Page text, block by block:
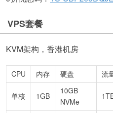
VPS套餐
KVM架构，香港机房
CPU 内存 硬盘 流
单核 1GB
10GB
NVMe